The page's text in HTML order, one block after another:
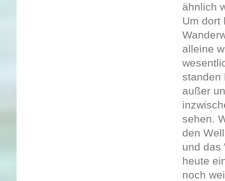
ähnlich
Um dort
alleine
standen
außer
sehen.
den
und das
heute
noch